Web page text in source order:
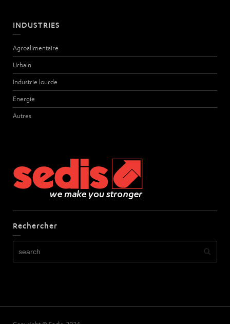
INDUSTRIES
Agroalimentaire
Urbain
Industrie lourde
Energie
Autres
Rechercher